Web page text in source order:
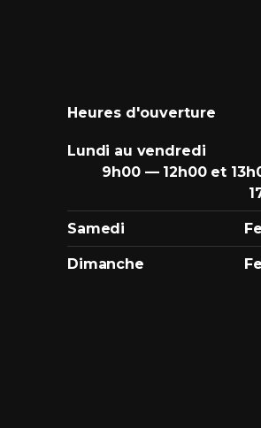
Heures d'ouverture
Lundi au vendredi
9h00 — 12h00 et
Samedi
Dimanche